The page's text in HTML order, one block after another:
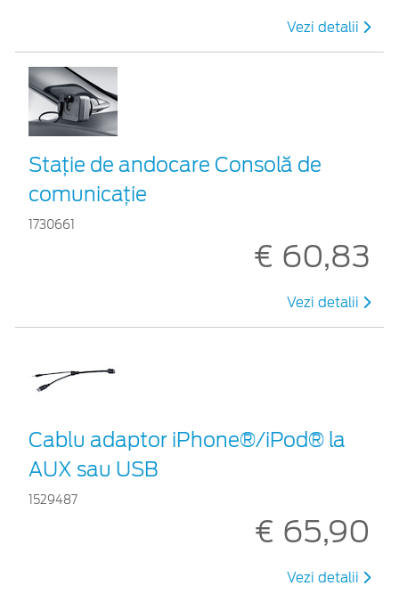
Vezi detalii
Staţie de andocare Consolă de
comunicaţie
1730661
€ 60,83
Vezi detalii
Cablu adaptor iPhone®/iPod® la
AUX sau USB
1529487
€ 65,90
Vezi detalii